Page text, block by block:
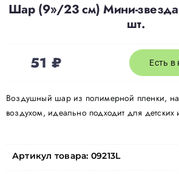
Политика
Шар (9»/23 см) Мини-
шт.
51 ₽ Есть в
Воздушный шар из полимерной пленки,
воздухом, идеально подходит для детских
Артикул товара: 09213L